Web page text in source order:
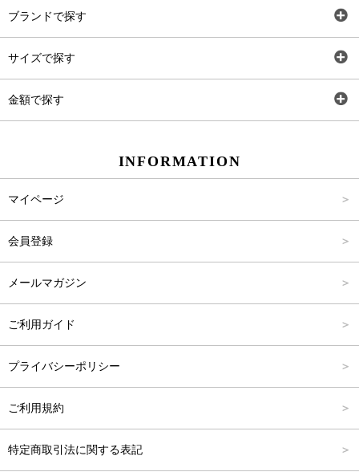
ブランドで探す
サイズで探す
金額で探す
INFORMATION
マイページ
会員登録
メールマガジン
ご利用ガイド
プライバシーポリシー
ご利用規約
特定商取引法に関する表記